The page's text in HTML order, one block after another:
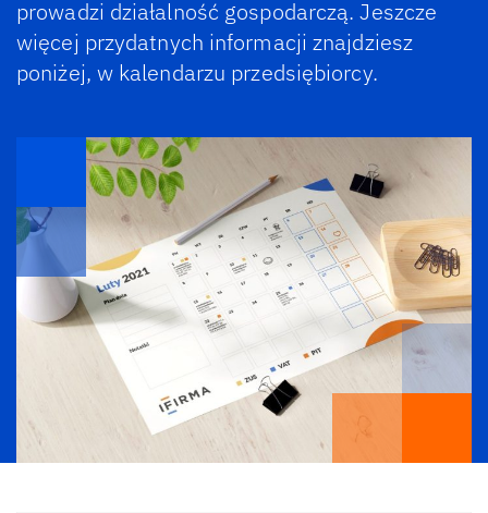
prowadzi działalność gospodarczą. Jeszcze
więcej przydatnych informacji znajdziesz
poniżej, w kalendarzu przedsiębiorcy.